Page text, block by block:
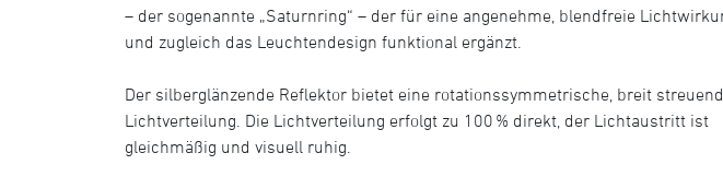
– der sogenannte „Saturnring“ – der für eine angenehme, blendfreie
und zugleich das Leuchtendesign funktional ergänzt.
Der silberglänzende Reflektor bietet eine rotationssymmetrische, breit
Lichtverteilung. Die Lichtverteilung erfolgt zu 100 % direkt, der Lichtaustritt ist
gleichmäßig und visuell ruhig.